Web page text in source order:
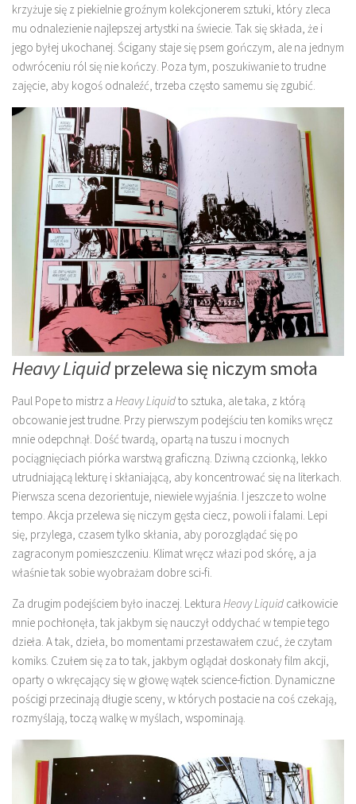
krzyżuje się z piekielnie groźnym kolekcjonerem sztuki, który zleca
mu odnalezienie najlepszej artystki na świecie. Tak się składa, że i
jego byłej ukochanej. Ścigany staje się psem gończym, ale na jednym
odwróceniu ról się nie kończy. Poza tym, poszukiwanie to trudne
zajęcie, aby kogoś odnaleźć, trzeba często samemu się zgubić.
Heavy Liquidprzelewa się niczym smoła
Paul Pope to mistrz a Heavy Liquidto sztuka, ale taka, z którą
obcowanie jest trudne. Przy pierwszym podejściu ten komiks wręcz
mnie odepchnął. Dość twardą, opartą na tuszu i mocnych
pociągnięciach piórka warstwą graficzną. Dziwną czcionką, lekko
utrudniającą lekturę i skłaniającą, aby koncentrować się na literkach.
Pierwsza scena dezorientuje, niewiele wyjaśnia. I jeszcze to wolne
tempo. Akcja przelewa się niczym gęsta ciecz, powoli i falami. Lepi
się, przylega, czasem tylko skłania, aby porozglądać się po
zagraconym pomieszczeniu. Klimat wręcz włazi pod skórę, a ja
właśnie tak sobie wyobrażam dobre sci-fi.
Za drugim podejściem było inaczej. Lektura Heavy Liquid całkowicie
mnie pochłonęła, tak jakbym się nauczył oddychać w tempie tego
dzieła. A tak, dzieła, bo momentami przestawałem czuć, że czytam
komiks. Czułem się za to tak, jakbym oglądał doskonały film akcji,
oparty o wkręcający się w głowę wątek science-fiction. Dynamiczne
pościgi przecinają długie sceny, w których postacie na coś czekają,
rozmyślają, toczą walkę w myślach, wspominają.